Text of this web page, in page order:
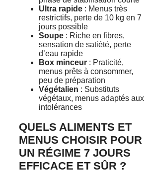
Ultra rapide : Menus très
restrictifs, perte de 10 kg en 7
jours possible
Soupe : Riche en fibres,
sensation de satiété, perte
d’eau rapide
Box minceur : Praticité,
menus prêts à consommer,
peu de préparation
Végétalien : Substituts
végétaux, menus adaptés aux
intolérances
QUELS ALIMENTS ET
MENUS CHOISIR POUR
UN RÉGIME 7 JOURS
EFFICACE ET SÛR ?